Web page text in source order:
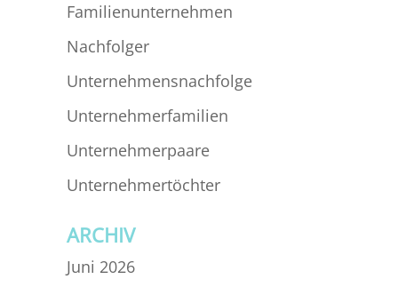
Familienunternehmen
Nachfolger
Unternehmensnachfolge
Unternehmerfamilien
Unternehmerpaare
Unternehmertöchter
ARCHIV
Juni 2026